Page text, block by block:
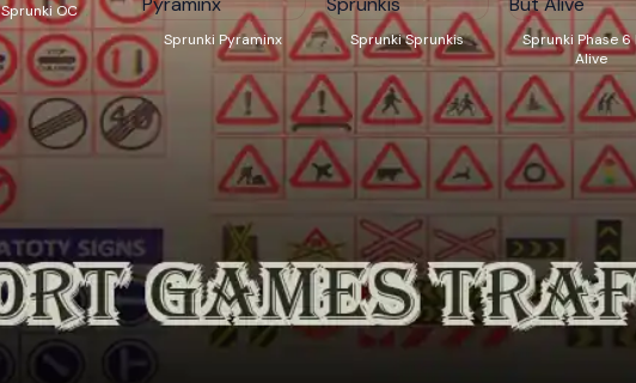
Sprunki OC
Sprunki Pyraminx
Sprunki Sprunkis
Sprunki Phase 6
Alive